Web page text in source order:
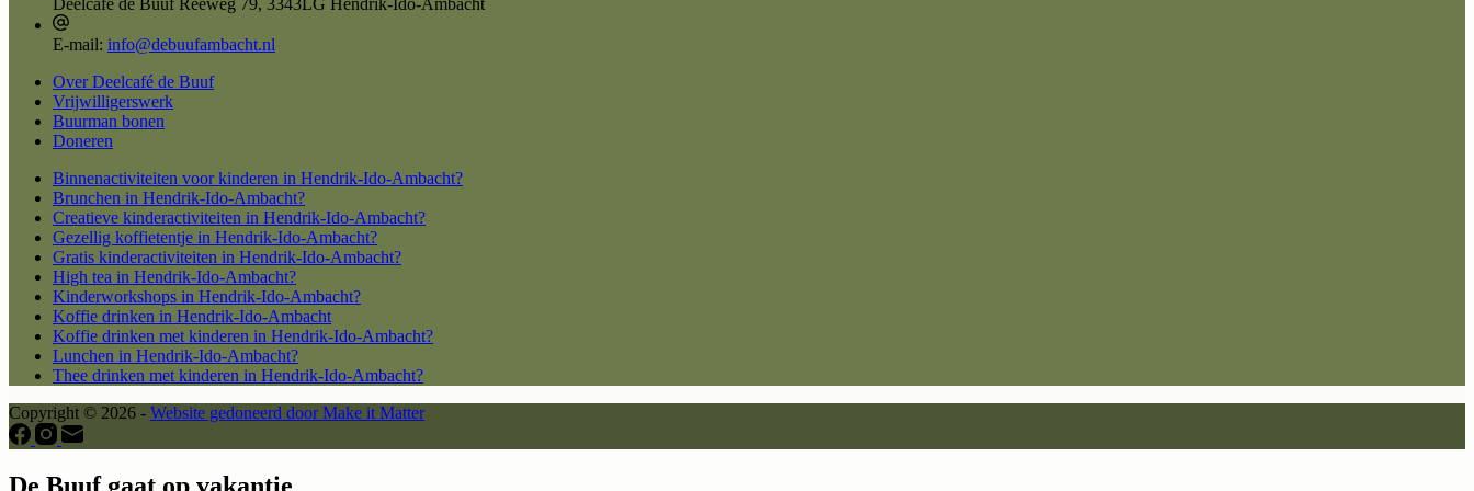
E-mail: info@debuufambacht.nl
Over Deelcafé de Buuf
Vrijwilligerswerk
Buurman bonen
Doneren
Binnenactiviteiten voor kinderen in Hendrik-Ido-Ambacht?
Brunchen in Hendrik-Ido-Ambacht?
Creatieve kinderactiviteiten in Hendrik-Ido-Ambacht?
Gezellig koffietentje in Hendrik-Ido-Ambacht?
Gratis kinderactiviteiten in Hendrik-Ido-Ambacht?
High tea in Hendrik-Ido-Ambacht?
Kinderworkshops in Hendrik-Ido-Ambacht?
Koffie drinken in Hendrik-Ido-Ambacht
Koffie drinken met kinderen in Hendrik-Ido-Ambacht?
Lunchen in Hendrik-Ido-Ambacht?
Thee drinken met kinderen in Hendrik-Ido-Ambacht?
Copyright © 2026 - Website gedoneerd door Make it Matter
De Buuf gaat op vakantie